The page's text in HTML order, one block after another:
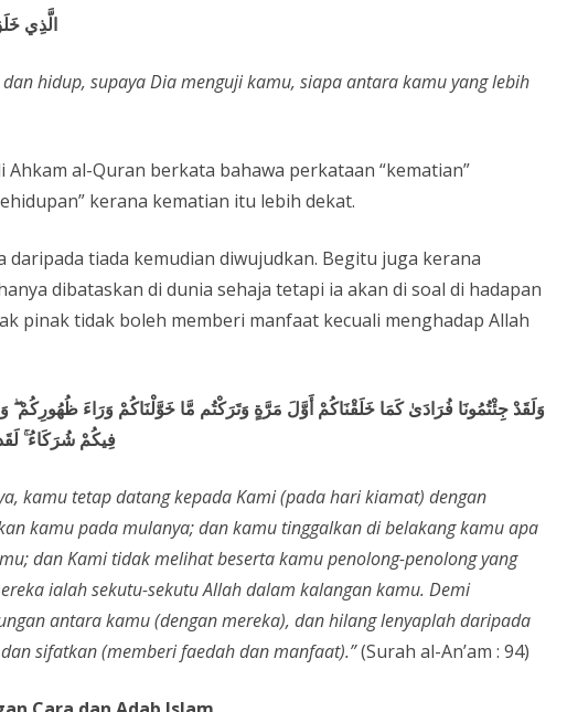
الَّذِي
hidup, supaya Dia menguji kamu, siapa antara kamu yang lebih
Ahkam al-Quran berkata bahawa perkataan “kematian”
kerana kematian itu lebih dekat.
daripada tiada kemudian diwujudkan. Begitu juga kerana
dibataskan di dunia sehaja tetapi ia akan di soal di hadapan
pinak tidak boleh memberi manfaat kecuali menghadap Allah
وَلَقَدْ جِئْتُمُونَا فُرَادَىٰ كَمَا خَلَقْنَاكُمْ أَوَّلَ مَرَّةٍ وَتَرَكْتُم مَّا خَوَّلْنَاكُمْ وَرَاءَ
فِيكُمْ شُرَكَاءُ
kamu tetap datang kepada Kami (pada hari kiamat) dengan
kamu pada mulanya; dan kamu tinggalkan di belakang kamu apa
dan Kami tidak melihat beserta kamu penolong-penolong yang
ialah sekutu-sekutu Allah dalam kalangan kamu. Demi
antara kamu (dengan mereka), dan hilang lenyaplah daripada
sifatkan (memberi faedah dan manfaat).”(Surah al-An’am : 94)